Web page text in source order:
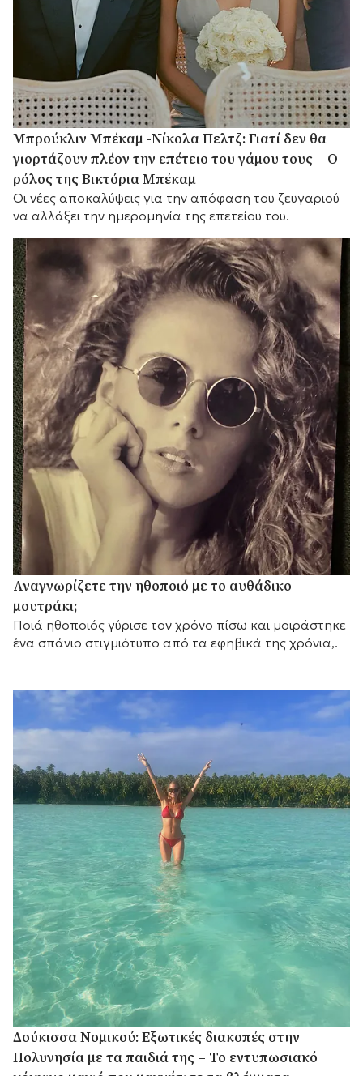
Μπρούκλιν Μπέκαμ -Νίκολα Πελτζ: Γιατί δεν θα
γιορτάζουν πλέον την επέτειο του γάμου τους – Ο
ρόλος της Βικτόρια Μπέκαμ
Οι νέες αποκαλύψεις για την απόφαση του ζευγαριού
να αλλάξει την ημερομηνία της επετείου του.
Αναγνωρίζετε την ηθοποιό με το αυθάδικο
μουτράκι;
Ποιά ηθοποιός γύρισε τον χρόνο πίσω και μοιράστηκε
ένα σπάνιο στιγμιότυπο από τα εφηβικά της χρόνια,.
Δούκισσα Νομικού: Εξωτικές διακοπές στην
Πολυνησία με τα παιδιά της – Το εντυπωσιακό